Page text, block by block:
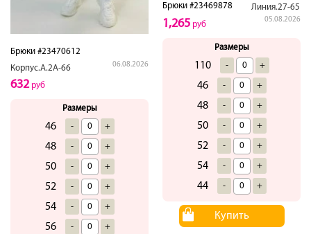
Брюки #23470612
Корпус.А.2А-66
06.08.2026
632руб
Размеры
46 - +
48 - +
50 - +
52 - +
54 - +
56 - +
Брюки #23469878 Линия.27-65
05.08.2026
1,265 руб
Размеры
110 - +
46 - +
48 - +
50 - +
52 - +
54 - +
44 - +
Купить